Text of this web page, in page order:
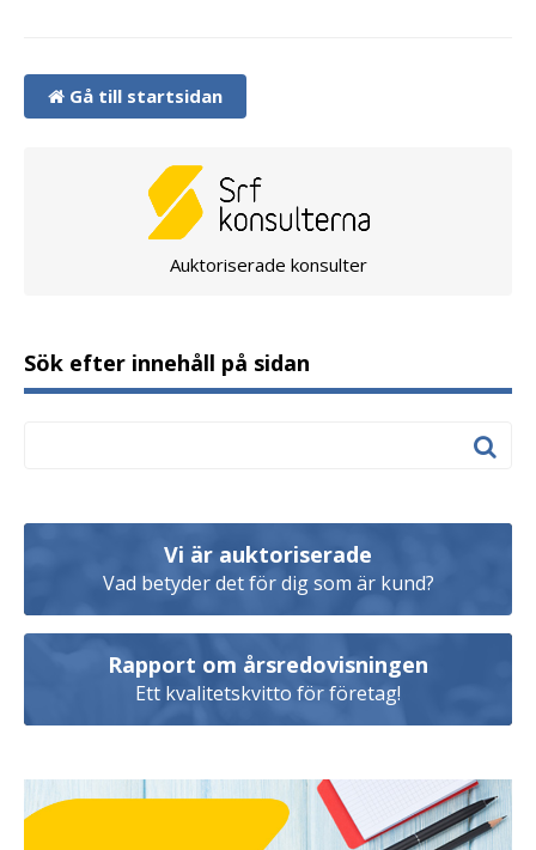
Gå till startsidan
Auktoriserade konsulter
Sök efter innehåll på sidan
Vi är auktoriserade
Vad betyder det för dig som är kund?
Rapport om årsredovisningen
Ett kvalitetskvitto för företag!